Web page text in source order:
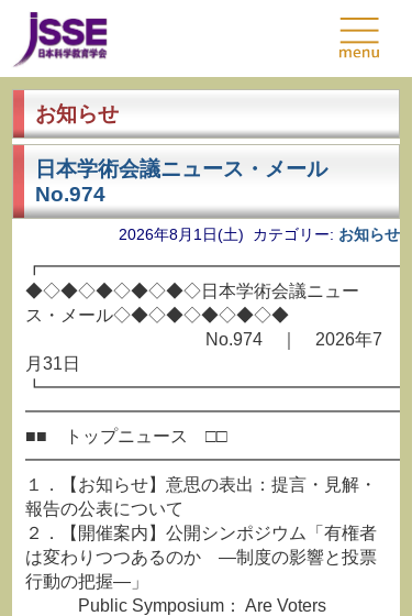
お知らせ
日本学術会議ニュース・メール
No.974
2026年8月1日(土) カテゴリー: お知らせ
◆◇◆◇◆◇◆◇◆◇日本学術会議ニュー
ス・メール◇◆◇◆◇◆◇◆◇◆
No.974 ｜ 2026年7
月31日
■■ トップニュース □□
１．【お知らせ】意思の表出：提言・見解・
報告の公表について
２．【開催案内】公開シンポジウム「有権者
は変わりつつあるのか ―制度の影響と投票
行動の把握―」
Public Symposium： Are Voters